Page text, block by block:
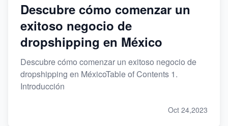
Descubre cómo comenzar un
exitoso negocio de
dropshipping en México
Descubre cómo comenzar un exitoso negocio de
dropshipping en MéxicoTable of Contents 1.
Introducción
Oct 24,2023